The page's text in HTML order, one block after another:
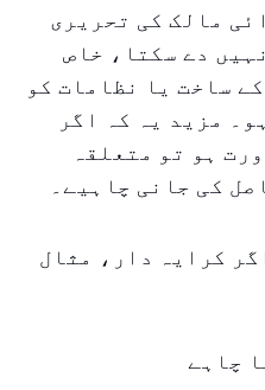
مالک کی تحریری
دے سکتا، خاص
ساخت یا نظامات کو
مزید یہ کہ اگر
ہو تو متعلقہ
کی جانی چاہیے۔
کرایہ دار، مثال
چاہے